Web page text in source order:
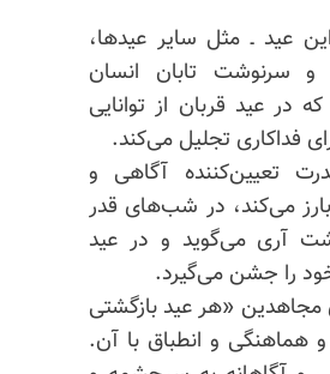
عید ـ مثل سایر عید‌ها،
و سرنوشت تابان انسان
در عید قربان از توانایی
فداکاری تجلیل می‌کند.
تعیین‌کننده آگاهی و
بارز می‌کند، در شب‌های قدر
آری می‌گوید و در عید
را جشن می‌گیرد.
«هر عید بازگشتی
و انطباق با آن.